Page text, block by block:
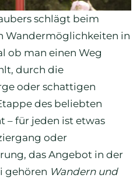
schlägt beim
Wandermöglichkeiten in
ob man einen Weg
durch die
oder schattigen
des beliebten
– für jeden ist etwas
oder
das Angebot in der
gehören Wandern und